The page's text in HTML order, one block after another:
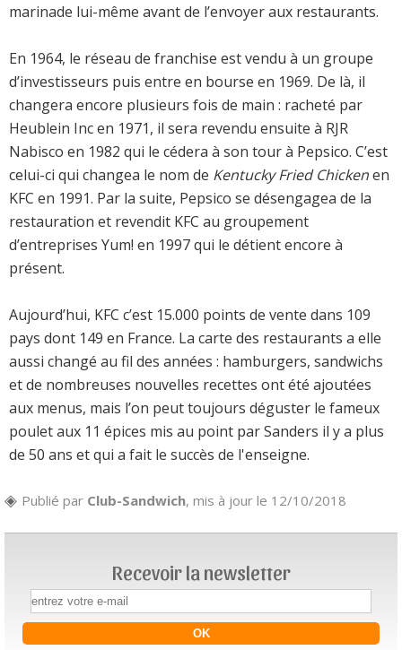
marinade lui-même avant de l’envoyer aux restaurants.
En 1964, le réseau de franchise est vendu à un groupe
d’investisseurs puis entre en bourse en 1969. De là, il
changera encore plusieurs fois de main : racheté par
Heublein Inc en 1971, il sera revendu ensuite à RJR
Nabisco en 1982 qui le cédera à son tour à Pepsico. C’est
celui-ci qui changea le nom de Kentucky Fried Chickenen
KFC en 1991. Par la suite, Pepsico se désengagea de la
restauration et revendit KFC au groupement
d’entreprises Yum! en 1997 qui le détient encore à
présent.
Aujourd’hui, KFC c’est 15.000 points de vente dans 109
pays dont 149 en France. La carte des restaurants a elle
aussi changé au fil des années : hamburgers, sandwichs
et de nombreuses nouvelles recettes ont été ajoutées
aux menus, mais l’on peut toujours déguster le fameux
poulet aux 11 épices mis au point par Sanders il y a plus
de 50 ans et qui a fait le succès de l'enseigne.
Publié par Club-Sandwich, mis à jour le 12/10/2018
Recevoir la newsletter